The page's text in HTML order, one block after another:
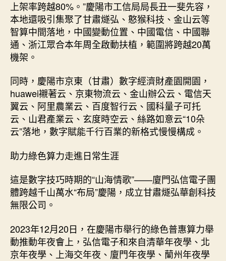
上架率跨越80%。”慶陽市工信局局長丑一斐先容，
本地還吸引集聚了甘肅燧弘、憨猴科技、金山云等
智算中間落地，中國變動位置、中國電信、中國聯
通、浙江眾合本年周全啟動扶植，範圍將跨越20萬
機架。
同時，慶陽市京東（甘肅）數字經濟財產園開園，
huawei襯著云、京東物流云、金山辦公云、電信天
翼云、阿里農業云、百度智行云、國科量子可托
云、山君產業云、玄度時空云、絲路如意云“10朵
云”落地，數字賦能千行百業的新格式慢慢構成。
助力綠色算力走進日常生涯
這是數字技巧時期的“山海情歌”——廈門弘信電子團
體跨越千山萬水“布局”慶陽，成立甘肅燧弘華創科技
無限公司。
2023年12月20日，在慶陽市舉行的綠色普惠算力舉
動推動年夜會上，弘信電子和來自清華年夜學、北
京年夜學、上海交年夜、廈門年夜學、蘭州年夜學